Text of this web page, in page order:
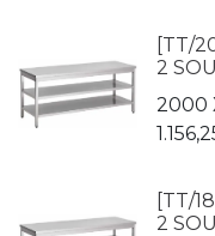
[TT/
2
2000
[TT/
2